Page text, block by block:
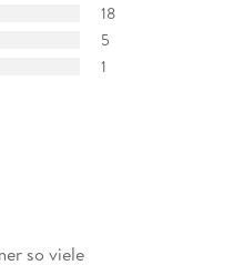
18
5
1
so viele